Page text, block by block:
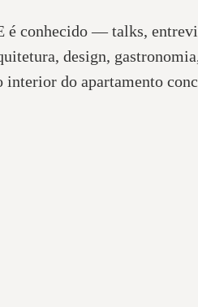
conhecido — talks,
design,
do apartamento